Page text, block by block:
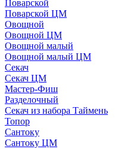
Поварской
Поварской ЦМ
Овощной
Овощной ЦМ
Овощной малый
Овощной малый ЦМ
Секач
Секач ЦМ
Мастер-Фиш
Разделочный
Секач из набора Таймень
Топор
Сантоку
Сантоку ЦМ